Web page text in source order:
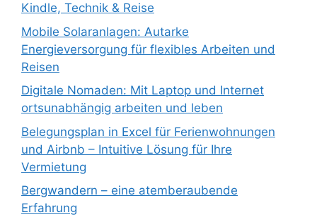
Kindle, Technik & Reise
Mobile Solaranlagen: Autarke
Energieversorgung für flexibles Arbeiten und
Reisen
Digitale Nomaden: Mit Laptop und Internet
ortsunabhängig arbeiten und leben
Belegungsplan in Excel für Ferienwohnungen
und Airbnb – Intuitive Lösung für Ihre
Vermietung
Bergwandern – eine atemberaubende
Erfahrung